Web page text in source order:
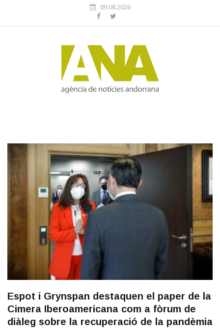
09.08.2026
Espot i Grynspan destaquen el paper de la
Cimera Iberoamericana com a fòrum de
diàleg sobre la recuperació de la pandèmia